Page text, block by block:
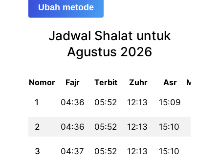
Ubah metode
Jadwal Shalat untuk
Agustus 2026
Nomor Fajr Terbit Zuhr Asr Maghrib
1 04:36 05:52 12:13 15:09
2 04:36 05:52 12:13 15:10
3 04:37 05:52 12:13 15:10